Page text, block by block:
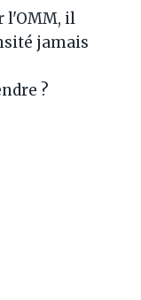
l'OMM, il
jamais
?